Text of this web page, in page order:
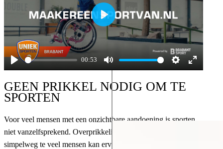
Play
00:53
Mute Settings
Enter
Play
GEEN PRIKKEL NODIG OM TE
SPORTEN
Voor veel mensen met een onzichtbare aandoening is sporten
niet vanzelfsprekend. Overprikkeling door licht, geluid of
simpelweg te veel mensen kan ervoor zorgen dat zij plekken